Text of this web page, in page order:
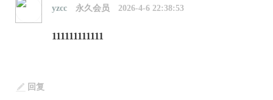
yzcc 永久会员 2026-4-6 22:38:53
111111111111
回复